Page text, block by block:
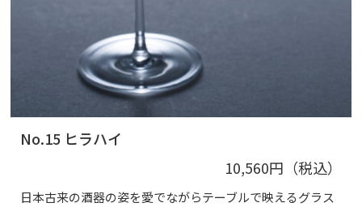
No.15 ヒラハイ
10,560円（税込）
日本古来の酒器の姿を愛でながらテーブルで映えるグラス